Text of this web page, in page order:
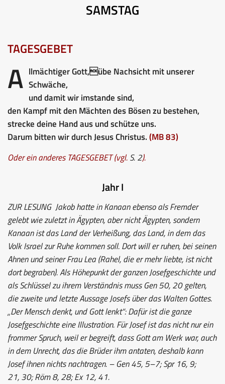
SAMSTAG
TAGESGEBET
A llmächtiger Gott,übe Nachsicht mit unserer
Schwäche,
und damit wir imstande sind,
den Kampf mit den Mächten des Bösen zu bestehen,
strecke deine Hand aus und schütze uns.
Darum bitten wir durch Jesus Christus.(MB 83)
Oder ein anderes TAGESGEBET (vgl.S. 2).
Jahr I
ZUR LESUNGJakob hatte in Kanaan ebenso als Fremder
gelebt wie zuletzt in Ägypten, aber nicht Ägypten, sondern
Kanaan ist das Land der Verheißung, das Land, in dem das
Volk Israel zur Ruhe kommen soll. Dort will er ruhen, bei seinen
Ahnen und seiner Frau Lea (Rahel, die er mehr liebte, ist nicht
dort begraben). Als Höhepunkt der ganzen Josefgeschichte und
als Schlüssel zu ihrem Verständnis muss Gen 50, 20 gelten,
die zweite und letzte Aussage Josefs über das Walten Gottes.
„Der Mensch denkt, und Gott lenkt“: Dafür ist die ganze
Josefgeschichte eine Illustration. Für Josef ist das nicht nur ein
frommer Spruch, weil er begreift, dass Gott am Werk war, auch
in dem Unrecht, das die Brüder ihm antaten, deshalb kann
Josef ihnen nichts nachtragen. – Gen 45, 5–7; Spr 16, 9;
21, 30; Röm 8, 28; Ex 12, 41.